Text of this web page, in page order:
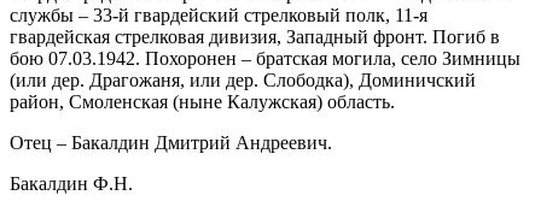
службы – 33-й гвардейский стрелковый полк, 11-я
гвардейская стрелковая дивизия, Западный фронт. Погиб в
бою 07.03.1942. Похоронен – братская могила, село Зимницы
(или дер. Драгожаня, или дер. Слободка), Доминичский
район, Смоленская (ныне Калужская) область.
Отец – Бакалдин Дмитрий Андреевич.
Бакалдин Ф.Н.